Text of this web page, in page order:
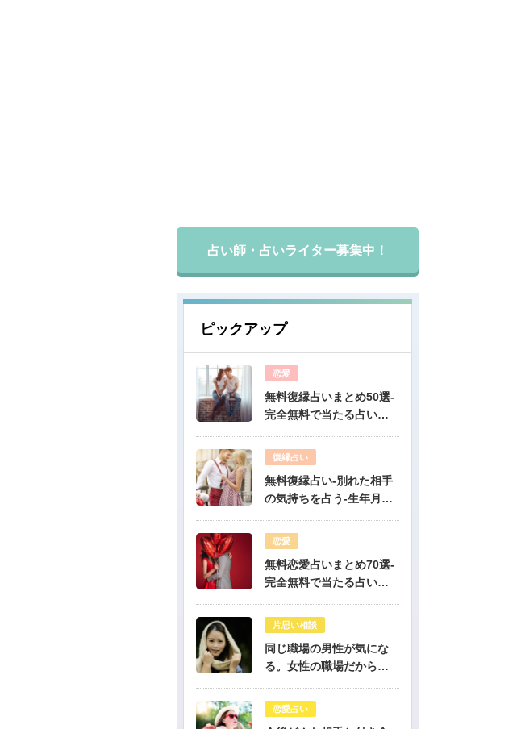
占い師・占いライター募集中！
ピックアップ
恋愛
無料復縁占いまとめ50選-
完全無料で当たる占いだ
復縁占い
無料復縁占い-別れた相手
の気持ちを占う-生年月日
恋愛
無料恋愛占いまとめ70選-
完全無料で当たる占いだ
片思い相談
同じ職場の男性が気にな
る。女性の職場だから人
私のこと好き？-公開鑑定-
無料占い
恋愛占い